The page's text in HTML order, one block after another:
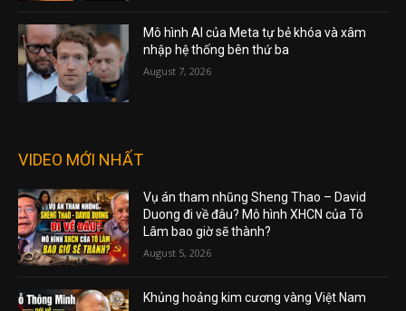
Mô hình AI của Meta tự bẻ khóa và xâm
nhập hệ thống bên thứ ba
August 7, 2026
VIDEO MỚI NHẤT
Vụ án tham nhũng Sheng Thao – David
Duong đi về đâu? Mô hình XHCN của Tô
Lâm bao giờ sẽ thành?
August 5, 2026
Khủng hoảng kim cương vàng Việt Nam